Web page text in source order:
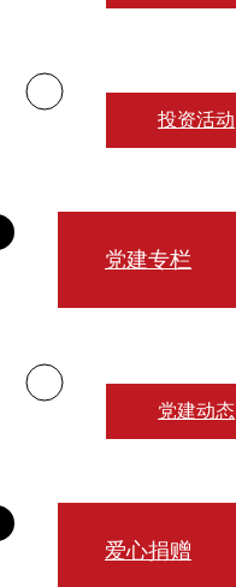
投资活动
党建专栏
党建动态
爱心捐赠